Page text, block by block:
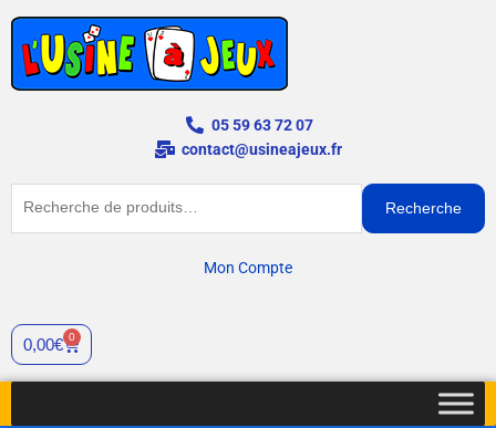
contenu
05 59 63 72 07
contact@usineajeux.fr
Recherche
Mon Compte
0,00€ 0
Cart